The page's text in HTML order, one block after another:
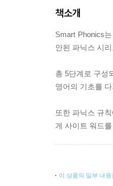
책소개
Smart Phonics
안된 파닉스 시
총 5단계로 구성
영어의 기초를
또한 파닉스 규
게 사이트 워드
이 상품의 일부 내